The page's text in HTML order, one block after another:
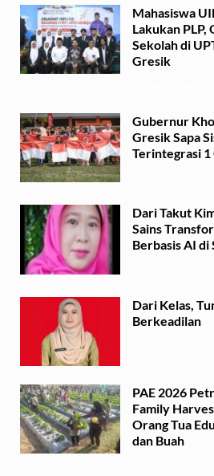
Mahasiswa
Lakukan PLP,
Sekolah di
Gresik
Gubernur
Gresik Sapa
Terintegrasi
Dari Takut
Sains
Berbasis AI
Dari Kelas,
Berkeadilan
PAE 2026
Family
Orang Tua
dan Buah